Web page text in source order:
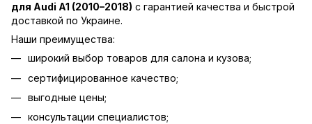
для Audi A1 (2010–2018) с гарантией качества и быстрой
доставкой по Украине.
Наши преимущества:
широкий выбор товаров для салона и кузова;
сертифицированное качество;
выгодные цены;
консультации специалистов;